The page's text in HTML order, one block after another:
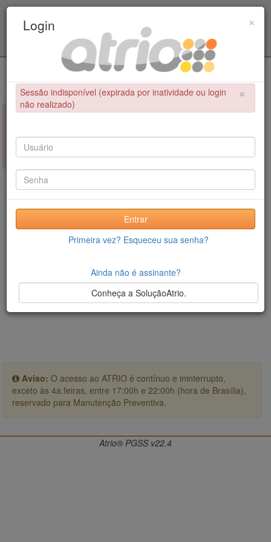
Civil / UPE
×
NÃO FOI POSSÍVEL CONCLUIR A OPERAÇÃO
Sessão indisponível (expirada por inatividade ou login não
realizado)
Aviso: O acesso ao ATRIO é contínuo e ininterrupto,
exceto às 4a.feiras, entre 17:00h e 22:00h (hora de Brasília),
reservado para Manutenção Preventiva.
×
Login
×
Sessão indisponível (expirada por inatividade ou login
não realizado)
Entrar
Primeira vez? Esqueceu sua senha?
Ainda não é assinante?
Conheça a SoluçãoAtrio.
Atrio® PGSS v22.4